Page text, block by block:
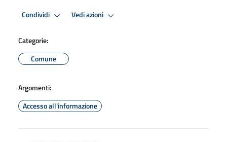
Condividi Vedi azioni
Categorie:
Comune
Argomenti:
Accesso all'informazione